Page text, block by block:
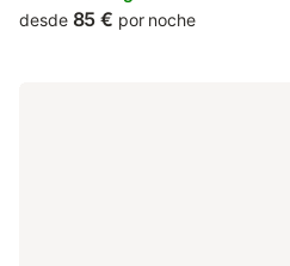
desde 85 € por noche